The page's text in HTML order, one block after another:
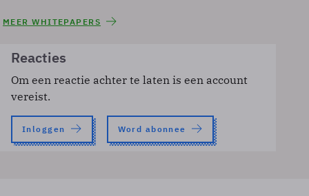
MEER WHITEPAPERS
Reacties
Om een reactie achter te laten is een account
vereist.
Inloggen Word abonnee